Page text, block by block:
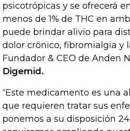
psicotrópicas y se ofrecerá
menos de 1% de THC en
puede brindar alivio para
dolor crónico, fibromialgia y
Fundador & CEO de Anden
Digemid.
“Este medicamento es una
que requieren tratar sus
ponemos a su disposición